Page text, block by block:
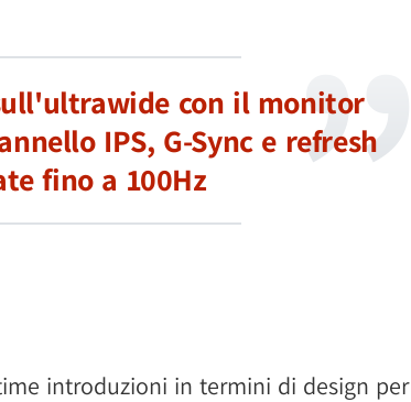
con il monitor
IPS, G-Sync e refresh
fino a 100Hz
introduzioni in termini di design per